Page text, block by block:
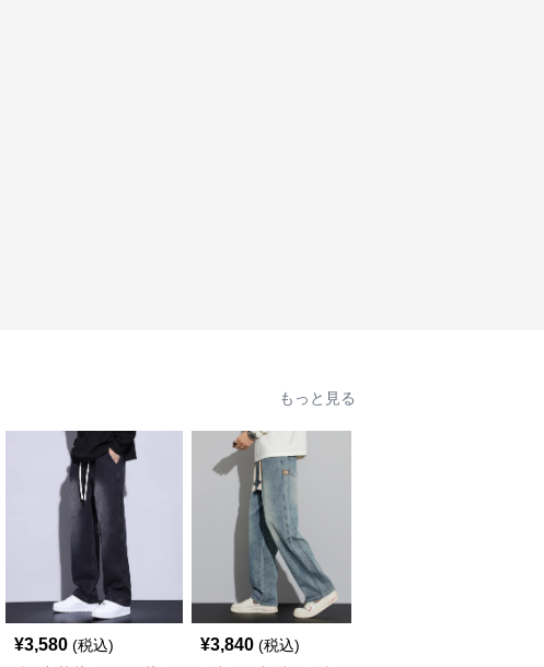
もっと見る
¥3,580 (税込) ¥3,840 (税込)